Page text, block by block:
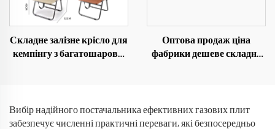
Складне залізне крісло для
кемпінгу з багатошарової
Оптова продаж ціна
фабрики дешеве складне
кемпінгу
Вибір надійного постачальника ефективних газових плит
забезпечує численні практичні переваги, які безпосередньо